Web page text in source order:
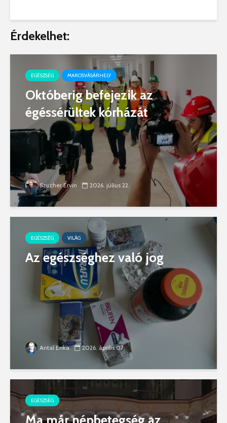
Érdekelhet:
EGÉSZSÉG MAROSVÁSÁRHELY
Októberig befejezik az
égéssérültek kórházát
Szucher Ervin 2026. július 22.
EGÉSZSÉG VILÁG
Az egészséghez való jog
Antal Erika 2026. április 07.
EGÉSZSÉG